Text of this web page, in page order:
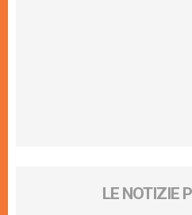
LE NOTIZIE